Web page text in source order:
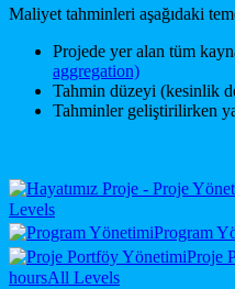
Maliyet tahminleri aşağıdaki
Projede yer alan tüm
aggregation)
Tahmin düzeyi (kesinlik
Tahminler geliştirilirken
Levels
Program
Proje
hoursAll Levels